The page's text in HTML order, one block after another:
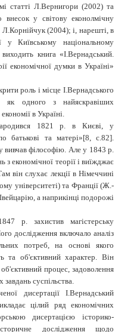
статті Л.Вернигори (2002) та
внесок у світову еконолмічну
(2004); і, нарешті, в
у Київському національному
книга «І.Вернадський.
економічної думки в Україні»
роль і місце І.Вернадського
як одного з найяскравіших
в Україні.
1821 р. в Києві, у
батькові та матері»[8, с.82].
вивчав філософію. Але у 1843 р.
з економічної теорії і виїжджає
він слухає лекції в Німеччині
університеті) та Франції (Ж.-
а наприкінці подорожі
р. захистив магістерську
дослідження включало аналіз
потреб, на основі якого
та об'єктивний характер. Він
процес, задоволення
суспільства.
дисертації І.Вернадський
цілий ряд економічних
дисертацією історико-
дослідження щодо